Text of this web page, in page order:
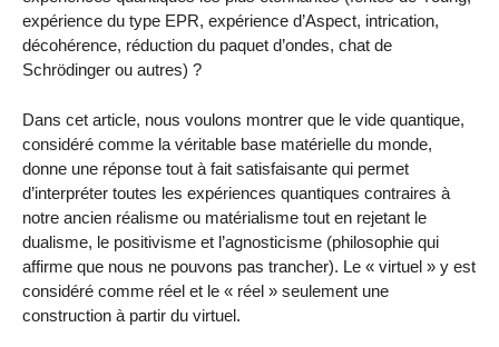
expérience du type EPR, expérience d’Aspect, intrication,
décohérence, réduction du paquet d’ondes, chat de
Schrödinger ou autres) ?
Dans cet article, nous voulons montrer que le vide quantique,
considéré comme la véritable base matérielle du monde,
donne une réponse tout à fait satisfaisante qui permet
d’interpréter toutes les expériences quantiques contraires à
notre ancien réalisme ou matérialisme tout en rejetant le
dualisme, le positivisme et l’agnosticisme (philosophie qui
affirme que nous ne pouvons pas trancher). Le « virtuel » y est
considéré comme réel et le « réel » seulement une
construction à partir du virtuel.